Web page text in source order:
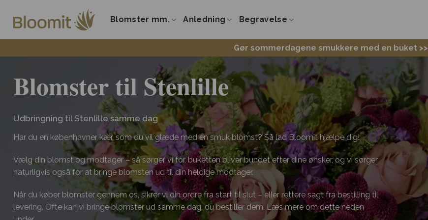
indhold
Blomster mm. Anledning Begravelse
Gør sommerdagene smukkere med en buket >>
Blomster til Stenlille
Udbringning til Stenlille samme dag
Har du en københavner kær, som du vil glæde med en smuk blomst? Så lad Bloomit hjælpe dig!
Vælg din blomst og modtager – så sørger vi for, buketten bliver bundet efter dine ønsker, og vi sørger
naturligvis også for at bringe blomsten ud til din heldige modtager.
Når du køber blomster gennem os, sikrer vi din ordre fra start til slut – eller rettere sagt fra bestilling til
levering. Ofte kan vi bringe blomster ud samme dag, du bestiller dem. Læs mere om dette neden